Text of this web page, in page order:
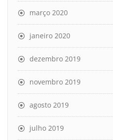
março 2020
janeiro 2020
dezembro 2019
novembro 2019
agosto 2019
julho 2019